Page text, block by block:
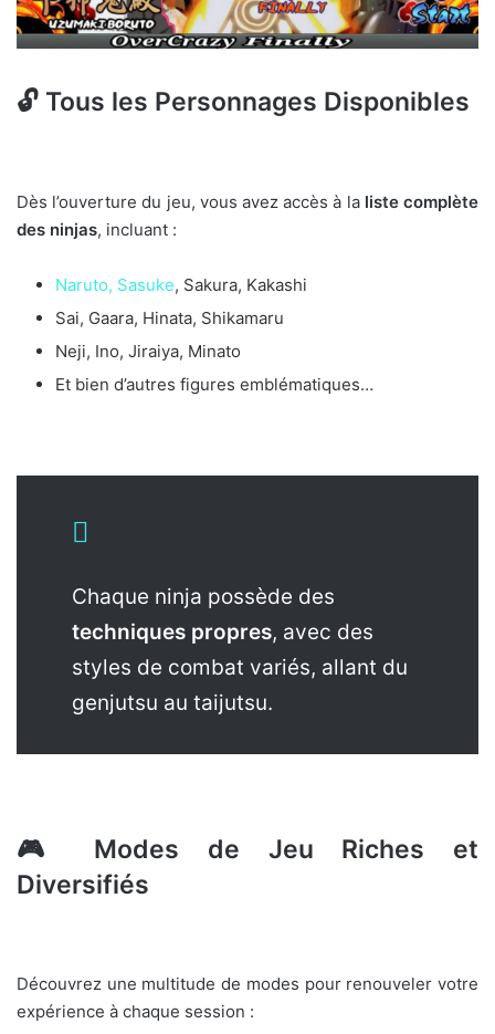
🔓 Tous les Personnages Disponibles
Dès l’ouverture du jeu, vous avez accès à la liste complète
des ninjas, incluant :
Naruto, Sasuke, Sakura, Kakashi
Sai, Gaara, Hinata, Shikamaru
Neji, Ino, Jiraiya, Minato
Et bien d’autres figures emblématiques…
Chaque ninja possède des
techniques propres, avec des
styles de combat variés, allant du
genjutsu au taijutsu.
🎮 Modes de Jeu Riches et
Diversifiés
Découvrez une multitude de modes pour renouveler votre
expérience à chaque session :